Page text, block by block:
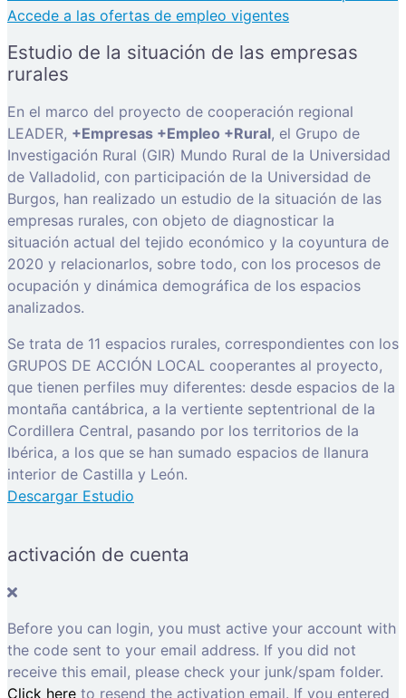
Accede a las ofertas de empleo vigentes
Estudio de la situación de las empresas
rurales
En el marco del proyecto de cooperación regional
LEADER, +Empresas +Empleo +Rural, el Grupo de
Investigación Rural (GIR) Mundo Rural de la Universidad
de Valladolid, con participación de la Universidad de
Burgos, han realizado un estudio de la situación de las
empresas rurales, con objeto de diagnosticar la
situación actual del tejido económico y la coyuntura de
2020 y relacionarlos, sobre todo, con los procesos de
ocupación y dinámica demográfica de los espacios
analizados.
Se trata de 11 espacios rurales, correspondientes con los
GRUPOS DE ACCIÓN LOCAL cooperantes al proyecto,
que tienen perfiles muy diferentes: desde espacios de la
montaña cantábrica, a la vertiente septentrional de la
Cordillera Central, pasando por los territorios de la
Ibérica, a los que se han sumado espacios de llanura
interior de Castilla y León.
Descargar Estudio
activación de cuenta
Before you can login, you must active your account with
the code sent to your email address. If you did not
receive this email, please check your junk/spam folder.
Click here to resend the activation email. If you entered